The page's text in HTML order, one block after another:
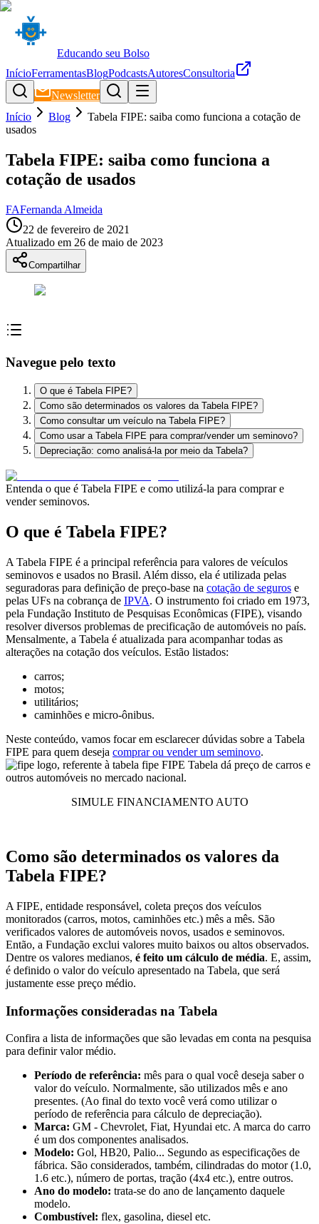
Educando seu Bolso
InícioFerramentasBlogPodcastsAutoresConsultoria
Newsletter
Início
Blog
Tabela FIPE: saiba como funciona a cotação de
usados
Tabela FIPE: saiba como funciona a
cotação de usados
FAFernanda Almeida
22 de fevereiro de 2021
Atualizado em 26 de maio de 2023
Compartilhar
Navegue pelo texto
O que é Tabela FIPE?
Como são determinados os valores da Tabela FIPE?
Como consultar um veículo na Tabela FIPE?
Como usar a Tabela FIPE para comprar/vender um seminovo?
Depreciação: como analisá-la por meio da Tabela?
Entenda o que é Tabela FIPE e como utilizá-la para comprar e
vender seminovos.
O que é Tabela FIPE?
A Tabela FIPE é a principal referência para valores de veículos
seminovos e usados no Brasil. Além disso, ela é utilizada pelas
seguradoras para definição de preço-base na cotação de seguros e
pelas UFs na cobrança de IPVA. O instrumento foi criado em 1973,
pela Fundação Instituto de Pesquisas Econômicas (FIPE), visando
resolver diversos problemas de precificação de automóveis no país.
Mensalmente, a Tabela é atualizada para acompanhar todas as
alterações na cotação dos veículos. Estão listados:
carros;
motos;
utilitários;
caminhões e micro-ônibus.
Neste conteúdo, vamos focar em esclarecer dúvidas sobre a Tabela
FIPE para quem deseja comprar ou vender um seminovo.
FIPE Tabela dá preço de carros e
outros automóveis no mercado nacional.
SIMULE FINANCIAMENTO AUTO
Como são determinados os valores da
Tabela FIPE?
A FIPE, entidade responsável, coleta preços dos veículos
monitorados (carros, motos, caminhões etc.) mês a mês. São
verificados valores de automóveis novos, usados e seminovos.
Então, a Fundação exclui valores muito baixos ou altos observados.
Dentre os valores medianos, é feito um cálculo de média. E, assim,
é definido o valor do veículo apresentado na Tabela, que será
justamente esse preço médio.
Informações consideradas na Tabela
Confira a lista de informações que são levadas em conta na pesquisa
para definir valor médio.
Período de referência: mês para o qual você deseja saber o
valor do veículo. Normalmente, são utilizados mês e ano
presentes. (Ao final do texto você verá como utilizar o
período de referência para cálculo de depreciação).
Marca: GM - Chevrolet, Fiat, Hyundai etc. A marca do carro
é um dos componentes analisados.
Modelo: Gol, HB20, Palio... Segundo as especificações de
fábrica. São considerados, também, cilindradas do motor (1.0,
1.6 etc.), número de portas, tração (4x4 etc.), entre outros.
Ano do modelo: trata-se do ano de lançamento daquele
modelo.
Combustível: flex, gasolina, diesel etc.